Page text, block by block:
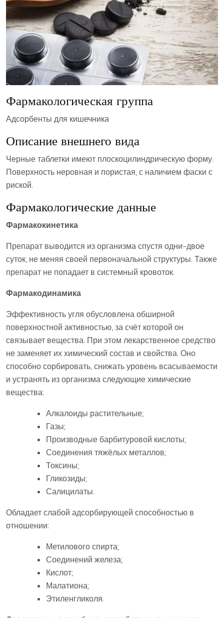
Фармакологическая группа
Адсорбенты для кишечника
Описание внешнего вида
Черные таблетки имеют плоскоцилиндрическую форму.
Поверхность неровная и пористая, с наличием фаски с
риской.
Фармакологические данные
Фармакокинетика
Препарат выводится из организма спустя одни–двое
суток, не меняя своей первоначальной структуры. Также
препарат не попадает в системный кровоток.
Фармакодинамика
Эффективность угля обусловлена обширной
поверхностной активностью, за счёт которой он
связывает вещества. При этом лекарственное средство
не заменяет их химический состав и свойства. Оно
способно сорбировать, снижать уровень всасываемости
и устранять из организма следующие химические
вещества:
Алкалоиды растительные;
Газы;
Производные барбитуровой кислоты;
Соединения тяжёлых металлов;
Токсины;
Гликозиды;
Салицилаты.
Обладает слабой адсорбирующей способностью в
отношении:
Метилового спирта;
Соединений железа;
Кислот;
Малатиона;
Этиленгликоля.